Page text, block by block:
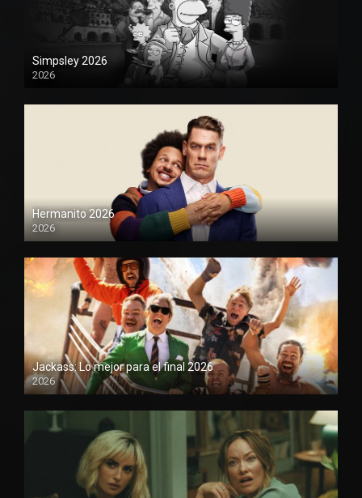
Simpsley 2026
2026
1080P
Hermanito 2026
2026
1080P
Jackass: Lo mejor para el final 2026
2026
1080P